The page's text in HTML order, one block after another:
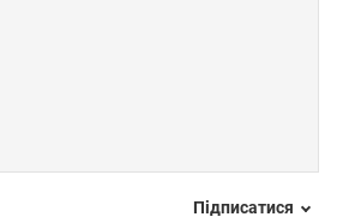
Підписатися